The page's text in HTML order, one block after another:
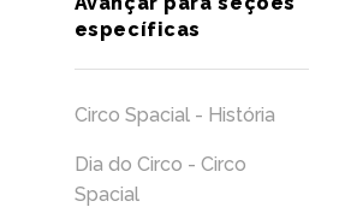
específicas
Circo Spacial - História
Dia do Circo - Circo
Spacial